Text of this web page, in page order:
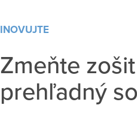
INOVUJTE
Zmeňte
prehľadný